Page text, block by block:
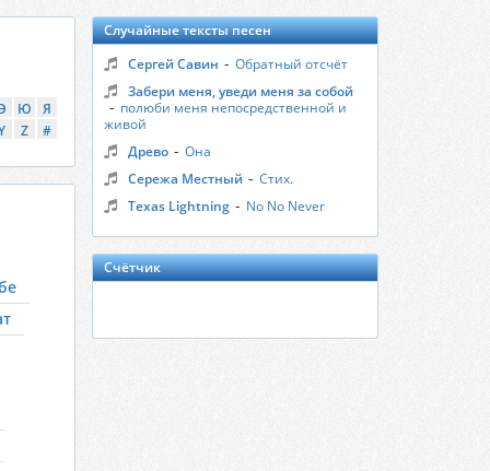
Ю
Я
Z #
Случайные тексты песен
Сергей Савин - Обратный отсчёт
Забери меня, уведи меня за собой
- полюби меня непосредственной и
живой
Древо - Она
Сережа Местный - Стих.
Texas Lightning - No No Never
Счётчик